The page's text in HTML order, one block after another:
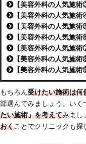
【美容外科の人気施
【美容外科の人気施
【美容外科の人気施
【美容外科の人気施
【美容外科の人気施
【美容外科の人気施
【美容外科の人気施
もちろん受けたい施術は何
部選んでみましょう。いく
たい施術」を考えてみまし
おくことでクリニックも探